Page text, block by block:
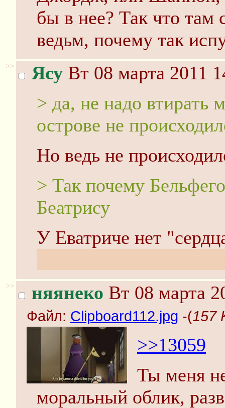
бы в нее? Так что там
ведьм, почему так
>> Ясу Вт 08 марта 2011
> да, не надо втирать
острове не
Но ведь не
> Так почему
Беатрису
У Еватриче нет
>> няянеко Вт 08 марта
Файл: Clipboard112.jpg -(157
>>13059
Ты меня
моральный облик,